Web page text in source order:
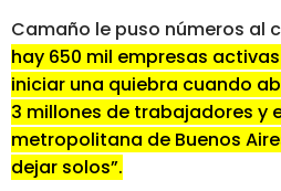
Camaño le puso números al
hay 650 mil empresas
iniciar una quiebra cuando
3 millones de trabajadores y
metropolitana de Buenos
dejar solos”.